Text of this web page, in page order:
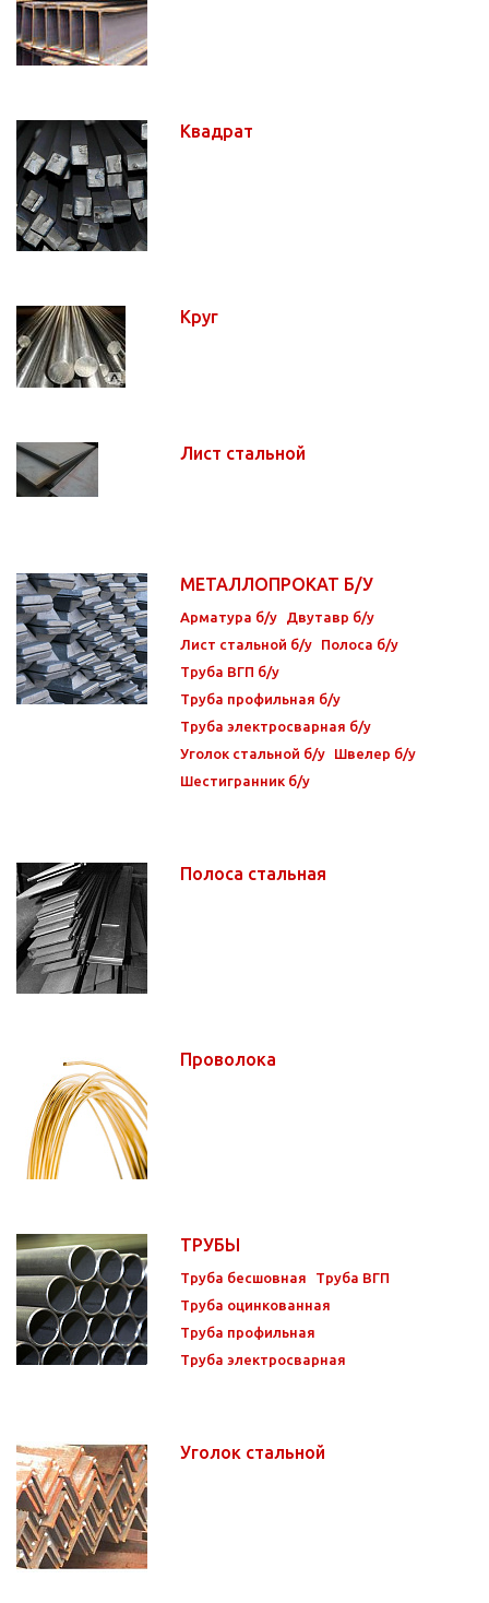
Квадрат
Круг
Лист стальной
МЕТАЛЛОПРОКАТ Б/У
Арматура б/у
Двутавр б/у
Лист стальной б/у
Полоса б/у
Труба ВГП б/у
Труба профильная б/у
Труба электросварная б/у
Уголок стальной б/у
Швелер б/у
Шестигранник б/у
Полоса стальная
Проволока
ТРУБЫ
Труба бесшовная
Труба ВГП
Труба оцинкованная
Труба профильная
Труба электросварная
Уголок стальной